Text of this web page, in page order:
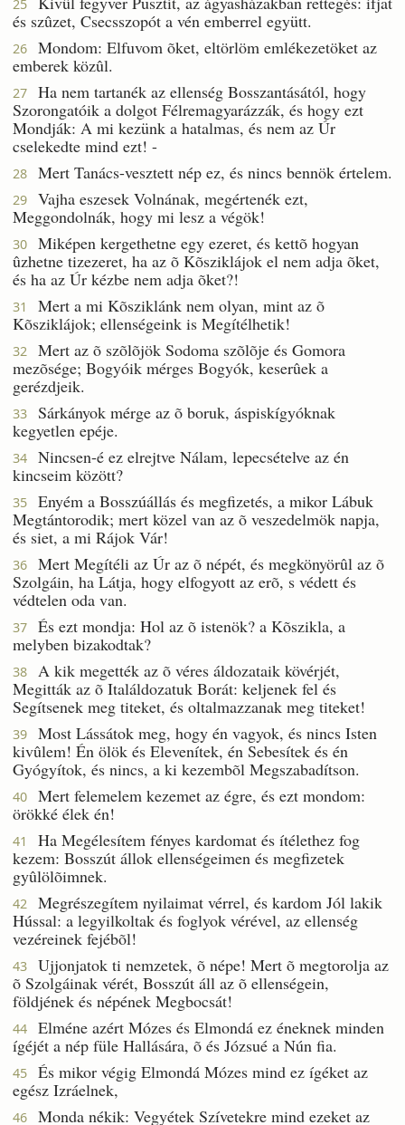
25
és szûzet, Csecsszopót a vén emberrel együtt.
26
Mondom: Elfuvom õket, eltörlöm emlékezetöket az
emberek közûl.
27
Ha nem tartanék az ellenség Bosszantásától, hogy
Szorongatóik a dolgot Félremagyarázzák, és hogy ezt
Mondják: A mi kezünk a hatalmas, és nem az Úr
cselekedte mind ezt! -
28 Mert Tanács-vesztett nép ez, és nincs bennök értelem.
29
Vajha eszesek Volnának, megértenék ezt,
Meggondolnák, hogy mi lesz a végök!
30
Miképen kergethetne egy ezeret, és kettõ hogyan
ûzhetne tizezeret, ha az õ Kõsziklájok el nem adja õket,
és ha az Úr kézbe nem adja õket?!
31
Mert a mi Kõsziklánk nem olyan, mint az õ
Kõsziklájok; ellenségeink is Megítélhetik!
32
Mert az õ szõlõjök Sodoma szõlõje és Gomora
mezõsége; Bogyóik mérges Bogyók, keserûek a
gerézdjeik.
33
Sárkányok mérge az õ boruk, áspiskígyóknak
kegyetlen epéje.
34
Nincsen-é ez elrejtve Nálam, lepecsételve az én
kincseim között?
35
Enyém a Bosszúállás és megfizetés, a mikor Lábuk
Megtántorodik; mert közel van az õ veszedelmök napja,
és siet, a mi Rájok Vár!
36
Mert Megítéli az Úr az õ népét, és megkönyörûl az õ
Szolgáin, ha Látja, hogy elfogyott az erõ, s védett és
védtelen oda van.
37
És ezt mondja: Hol az õ istenök? a Kõszikla, a
melyben bizakodtak?
38
A kik megették az õ véres áldozataik kövérjét,
Megitták az õ Italáldozatuk Borát: keljenek fel és
Segítsenek meg titeket, és oltalmazzanak meg titeket!
39
Most Lássátok meg, hogy én vagyok, és nincs Isten
kivûlem! Én ölök és Elevenítek, én Sebesítek és én
Gyógyítok, és nincs, a ki kezembõl Megszabadítson.
40
Mert felemelem kezemet az égre, és ezt mondom:
örökké élek én!
41
Ha Megélesítem fényes kardomat és ítélethez fog
kezem: Bosszút állok ellenségeimen és megfizetek
gyûlölõimnek.
42
Megrészegítem nyilaimat vérrel, és kardom Jól lakik
Hússal: a legyilkoltak és foglyok vérével, az ellenség
vezéreinek fejébõl!
43
Ujjonjatok ti nemzetek, õ népe! Mert õ megtorolja az
õ Szolgáinak vérét, Bosszút áll az õ ellenségein,
földjének és népének Megbocsát!
44
Elméne azért Mózes és Elmondá ez éneknek minden
ígéjét a nép füle Hallására, õ és Józsué a Nún fia.
45
És mikor végig Elmondá Mózes mind ez ígéket az
egész Izráelnek,
46
Monda nékik: Vegyétek Szívetekre mind ezeket az